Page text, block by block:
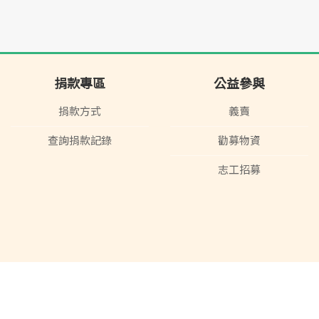
捐款專區
捐款方式
查詢捐款記錄
公益參與
義賣
勸募物資
志工招募